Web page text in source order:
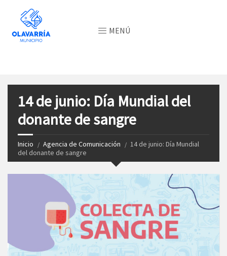
MENÚ
14 de junio: Día Mundial del
donante de sangre
Inicio Agencia de Comunicación
14 de junio: Día Mundial
del donante de sangre